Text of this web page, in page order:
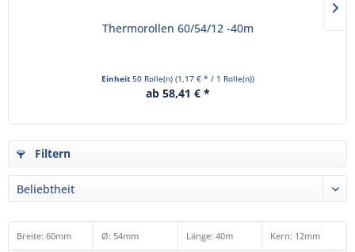
Thermorollen 60/54/12 -40m
Einheit 50 Rolle(n) (1,17 € * / 1 Rolle(n))
ab 58,41 € *
Filtern
Breite: 60mm Ø: 54mm Länge: 40m Kern: 12mm